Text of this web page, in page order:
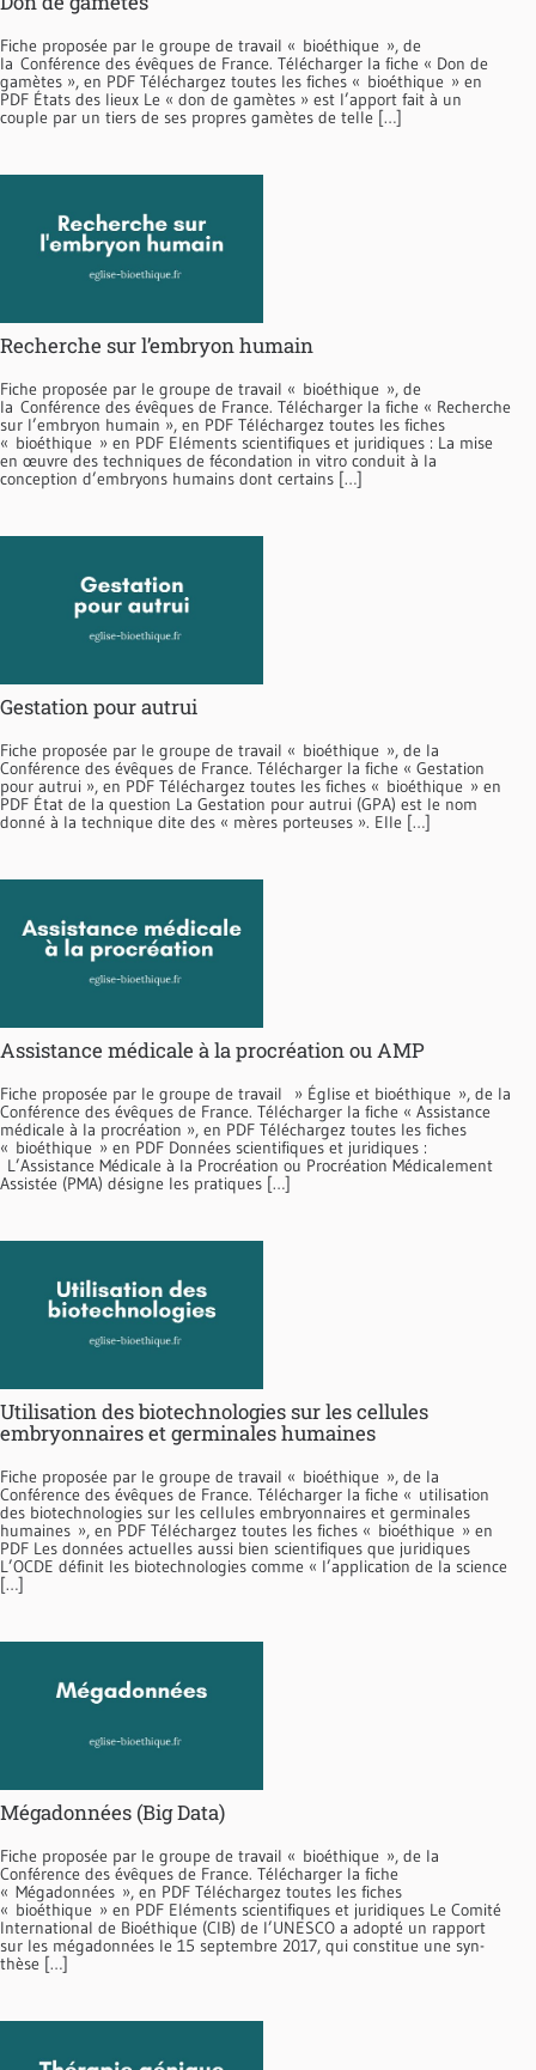
Fiche proposée par le groupe de travail « bioéthique », de
la Conférence des évêques de France. Télécharger la fiche « Don de
gamètes », en PDF Téléchargez toutes les fiches « bioéthique » en
PDF États des lieux Le « don de gamètes » est l’apport fait à un
couple par un tiers de ses propres gamètes de telle […]
Recherche sur l’embryon humain
Fiche proposée par le groupe de travail « bioéthique », de
la Conférence des évêques de France. Télécharger la fiche « Recherche
sur l’embryon humain », en PDF Téléchargez toutes les fiches
« bioéthique » en PDF Eléments scientifiques et juridiques : La mise
en œuvre des techniques de fécondation in vitro conduit à la
conception d’embryons hu­mains dont certains […]
Gestation pour autrui
Fiche proposée par le groupe de travail « bioéthique », de la
Conférence des évêques de France. Télécharger la fiche « Gestation
pour autrui », en PDF Téléchargez toutes les fiches « bioéthique » en
PDF État de la question La Gestation pour autrui (GPA) est le nom
donné à la technique dite des « mères porteuses ». Elle […]
Assistance médicale à la procréation ou AMP
Fiche proposée par le groupe de travail » Église et bioéthique », de la
Conférence des évêques de France. Télécharger la fiche « Assistance
médicale à la procréation », en PDF Téléchargez toutes les fiches
« bioéthique » en PDF Données scientifiques et juridiques :
L’Assistance Médicale à la Procréation ou Pro­création Médicalement
Assistée (PMA) désigne les pratiques […]
Utilisation des biotechnologies sur les cellules
embryonnaires et germinales humaines
Fiche proposée par le groupe de travail « bioéthique », de la
Conférence des évêques de France. Télécharger la fiche « utilisation
des biotechnologies sur les cellules embryonnaires et germinales
humaines », en PDF Téléchargez toutes les fiches « bioéthique » en
PDF Les données actuelles aussi bien scientifiques que juridiques
L’OCDE définit les biotechnologies comme « l’appli­cation de la science
[…]
Mégadonnées (Big Data)
Fiche proposée par le groupe de travail « bioéthique », de la
Conférence des évêques de France. Télécharger la fiche
« Mégadonnées », en PDF Téléchargez toutes les fiches
« bioéthique » en PDF Eléments scientifiques et juridiques Le Comité
International de Bioéthique (CIB) de l’UNESCO a adopté un rapport
sur les mégadon­nées le 15 septembre 2017, qui constitue une syn­
thèse […]